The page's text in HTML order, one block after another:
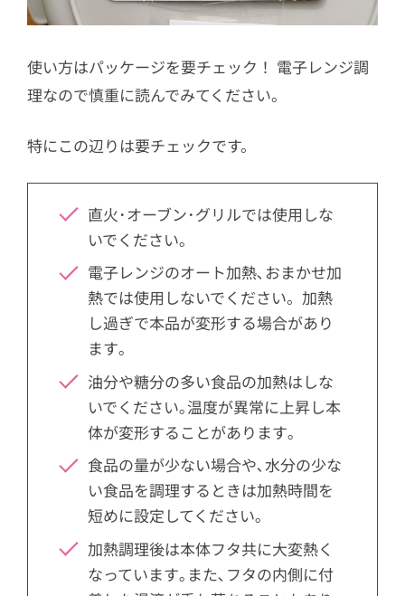
使い方はパッケージを要チェック！ 電子レンジ調
理なので慎重に読んでみてください。
特にこの辺りは要チェックです。
直火･オーブン･グリルでは使用しな
いでください｡
電子レンジのオート加熱､おまかせ加
熱では使用しないでください。加熱
し過ぎで本品が変形する場合があり
ます｡
油分や糖分の多い食品の加熱はしな
いでください｡温度が異常に上昇し本
体が変形することがあります｡
食品の量が少ない場合や､水分の少な
い食品を調理するときは加熱時間を
短めに設定してください｡
加熱調理後は本体フタ共に大変熱く
なっています｡また､フタの内側に付